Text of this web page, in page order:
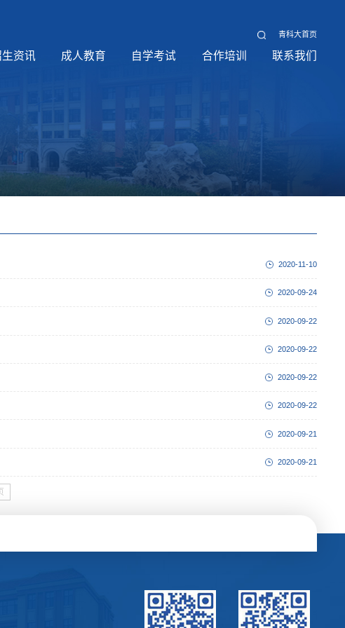
青科大首页
生资讯 成人教育 自学考试 合作培训 联系我们
2020-11-10
2020-09-24
2020-09-22
2020-09-22
2020-09-22
2020-09-22
2020-09-21
2020-09-21